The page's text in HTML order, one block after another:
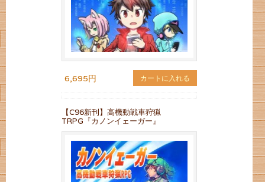
6,695円 カートに入れる
【C96新刊】高機動戦車狩猟
TRPG『カノンイェーガー』